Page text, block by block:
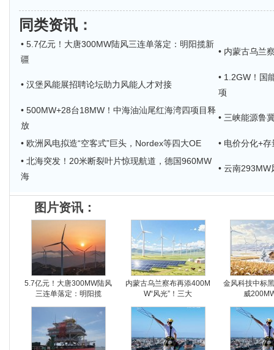
同类资讯 ：
• 5.7亿元！大唐300MW陆风三连单落定：明阳揽新
疆
• 内蒙古乌兰
• 汉堡风能展招聘论坛助力风能人才对接
• 1.2GW！国
项
• 500MW+28台18MW！中海油汕尾红海湾四项目释
放
• 三峡能源鲁
• 欧洲风电拟造“空客式”巨头，Nordex等四大OE
• 电价分化+
• 北海突发！20米断裂叶片惊现航道，德国960MW
海
• 云南
图片资讯：
5.7亿元！大唐300MW陆风
三连单落定：明阳揽
内蒙古乌兰察布再添400M
W“风光”！三大
金风科技中标
威